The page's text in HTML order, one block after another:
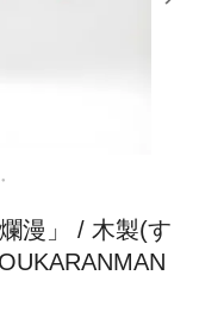
漫」 / 木製(す